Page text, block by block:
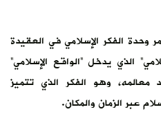
وحدة الفكر الإسلامي في العقيدة
الذي يدخل “الواقع الإسلامي”
معالمه، وهو الفكر الذي تتميز
عبر الزمان والمكان.